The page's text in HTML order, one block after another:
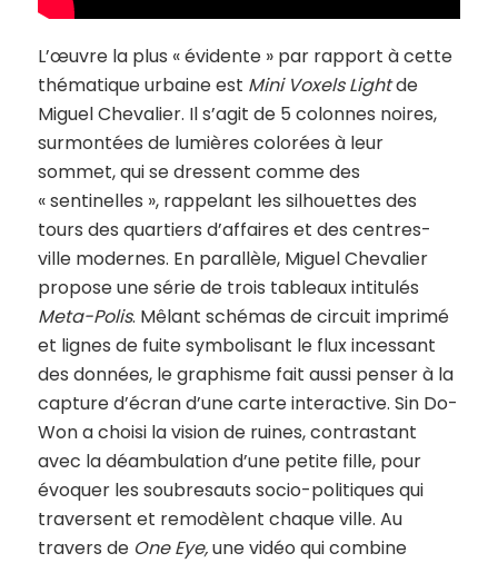
L’œuvre la plus « évidente » par rapport à cette
thématique urbaine est Mini Voxels Lightde
Miguel Chevalier. Il s’agit de 5 colonnes noires,
surmontées de lumières colorées à leur
sommet, qui se dressent comme des
« sentinelles », rappelant les silhouettes des
tours des quartiers d’affaires et des centres-
ville modernes. En parallèle, Miguel Chevalier
propose une série de trois tableaux intitulés
Meta-Polis. Mêlant schémas de circuit imprimé
et lignes de fuite symbolisant le flux incessant
des données, le graphisme fait aussi penser à la
capture d’écran d’une carte interactive. Sin Do-
Won a choisi la vision de ruines, contrastant
avec la déambulation d’une petite fille, pour
évoquer les soubresauts socio-politiques qui
traversent et remodèlent chaque ville. Au
travers de One Eye,une vidéo qui combine